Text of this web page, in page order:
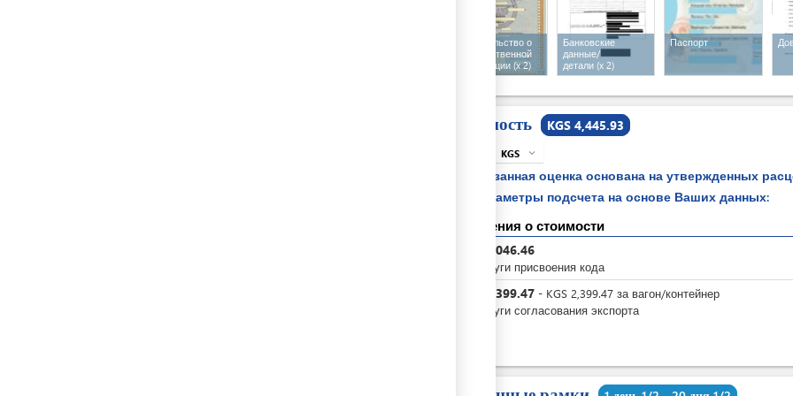
Свидетельство о
государственной
регистрации (x 2)
Банковские
данные/
детали(x 2)
Паспорт
Стоимость KGS 4,445.93
KGS expand_more
Указанная оценка основана на утвержденных
параметры подсчета на основе Ваших данных:
Сведения о стоимости
2,046.46
За услуги присвоения кода
2,399.47 - KGS 2,399.47 за вагон/контейнер
За услуги согласования экспорта